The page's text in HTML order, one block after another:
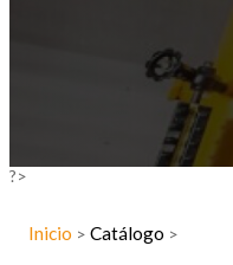
?>
Inicio > Catálogo >